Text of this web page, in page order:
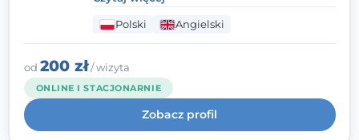
seksualnego, żałoby, kryzysów życiowych i
wypalenia zawodowego. Pracuję w języku
polskim i angielskim, w podejściu
humanistycznym, opartym na
partnerstwie i podmiotowości klienta.
Polski Angielski
od 200 zł/ wizyta
ONLINE I STACJONARNIE
Zobacz profil